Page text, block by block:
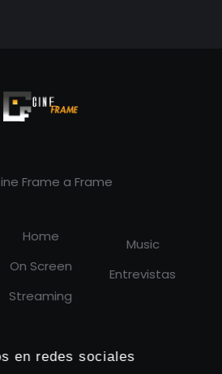
Frame a Frame
Home
On Screen
Streaming
Music
Entrevistas
en redes sociales